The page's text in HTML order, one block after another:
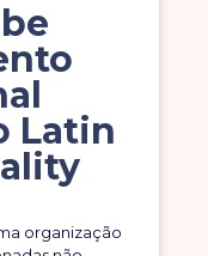
Latin
organização